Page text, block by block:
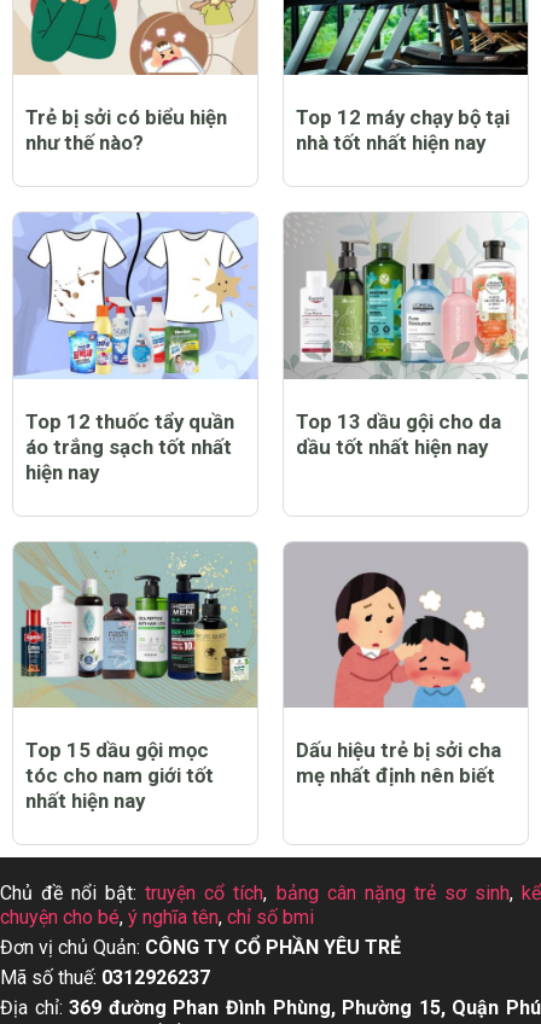
Trẻ bị sởi có biểu hiện
như thế nào?
Top 12 máy chạy bộ tại
nhà tốt nhất hiện nay
Top 12 thuốc tẩy quần
áo trắng sạch tốt nhất
hiện nay
Top 13 dầu gội cho da
dầu tốt nhất hiện nay
Top 15 dầu gội mọc
tóc cho nam giới tốt
nhất hiện nay
Dấu hiệu trẻ bị sởi cha
mẹ nhất định nên biết
Chủ đề nổi bật:truyện cổ tích, bảng cân nặng trẻ sơ sinh, kể
chuyện cho bé, ý nghĩa tên, chỉ số bmi
Đơn vị chủ Quản: CÔNG TY CỔ PHẦN YÊU TRẺ
Mã số thuế: 0312926237
Địa chỉ:369 đường Phan Đình Phùng, Phường 15, Quận Phú